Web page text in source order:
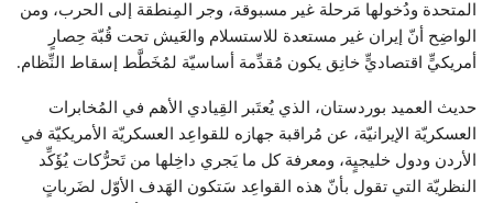
المتحدة ودُخولها مَرحلة غير مسبوقة، وجر المِنطقة إلى الحرب، ومن
الواضِح أنّ إيران غير مستعدة للاستسلام والعَيش تحت قُبّة حِصارٍ
أمريكيٍّ اقتصاديٍّ خانِق يكون مُقدِّمة أساسيّة لمُخَطَّط إسقاط النِّظام.
حديث العميد بوردستان، الذي يُعتَبر القِيادي الأهم في المُخابرات
العسكريّة الإيرانيّة، عن مُراقبة جهازه للقواعِد العسكريّة الأمريكيّة في
الأردن ودول خليجيٍة، ومعرفة كل ما يَجري داخِلها من تَحرُّكات يُؤَكِّد
النظريّة التي تقول بأنّ هذه القواعِد سَتكون الهَدف الأوّل لضَرباتٍ